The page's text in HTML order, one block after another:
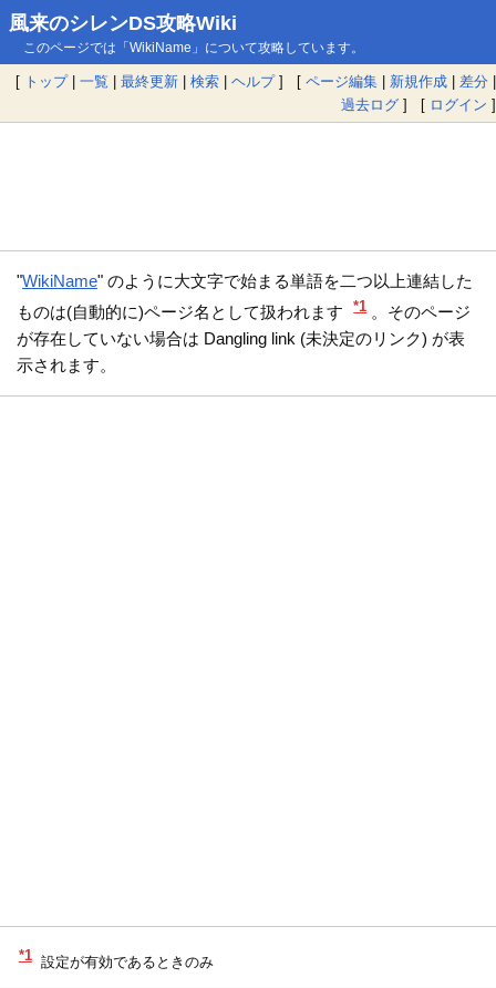
風来のシレンDS攻略Wiki
このページでは「WikiName」について攻略しています。
[ トップ| 一覧 | 最終更新 | 検索 | ヘルプ] [ ページ編集 | 新規作成 | 差分 |
過去ログ ] [ ログイン ]
"WikiName" のように大文字で始まる単語を二つ以上連結した
ものは(自動的に)ページ名として扱われます
*1 。そのページ
が存在していない場合は Dangling link (未決定のリンク) が表
示されます。
*1 設定が有効であるときのみ